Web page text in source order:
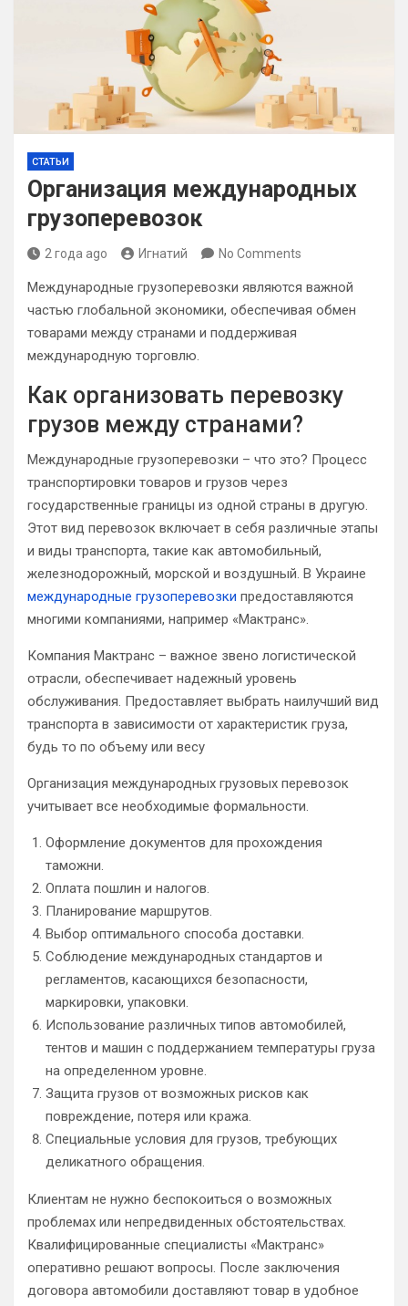
СТАТЬИ
Организация международных
грузоперевозок
2 года ago Игнатий No Comments
Международные грузоперевозки являются важной
частью глобальной экономики, обеспечивая обмен
товарами между странами и поддерживая
международную торговлю.
Как организовать перевозку
грузов между странами?
Международные грузоперевозки – что это? Процесс
транспортировки товаров и грузов через
государственные границы из одной страны в другую.
Этот вид перевозок включает в себя различные этапы
и виды транспорта, такие как автомобильный,
железнодорожный, морской и воздушный. В Украине
международные грузоперевозки предоставляются
многими компаниями, например «Мактранс».
Компания Мактранс – важное звено логистической
отрасли, обеспечивает надежный уровень
обслуживания. Предоставляет выбрать наилучший вид
транспорта в зависимости от характеристик груза,
будь то по объему или весу
Организация международных грузовых перевозок
учитывает все необходимые формальности.
Оформление документов для прохождения
таможни.
Оплата пошлин и налогов.
Планирование маршрутов.
Выбор оптимального способа доставки.
Соблюдение международных стандартов и
регламентов, касающихся безопасности,
маркировки, упаковки.
Использование различных типов автомобилей,
тентов и машин с поддержанием температуры груза
на определенном уровне.
Защита грузов от возможных рисков как
повреждение, потеря или кража.
Специальные условия для грузов, требующих
деликатного обращения.
Клиентам не нужно беспокоиться о возможных
проблемах или непредвиденных обстоятельствах.
Квалифицированные специалисты «Мактранс»
оперативно решают вопросы. После заключения
договора автомобили доставляют товар в удобное